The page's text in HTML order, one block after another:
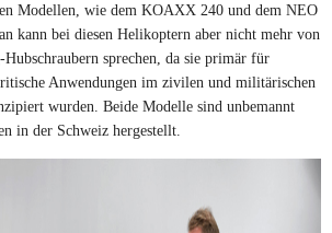
Modellen, wie dem KOAXX 240 und dem NEO
kann bei diesen Helikoptern aber nicht mehr von
Hubschraubern sprechen, da sie primär für
Anwendungen im zivilen und militärischen
wurden. Beide Modelle sind unbemannt
in der Schweiz hergestellt.